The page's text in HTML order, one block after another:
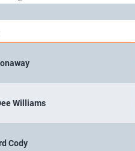
Williams
Cody